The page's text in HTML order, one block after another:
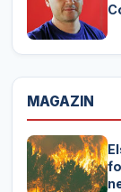
MAGAZIN